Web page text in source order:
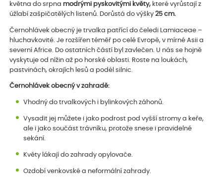
května do srpna modrými pyskovitými květy, které vyrůstají z
úžlabí zašpičatělých listenů. Dorůstá do výšky25 cm.
Černohlávek obecný je trvalka patřící do čeledi Lamiaceae –
hluchavkovité. Je rozšířen téměř po celé Evropě, v mírné Asii a
severní Africe. Do ostatních částí byl zavlečen. U nás se hojně
vyskytuje od nížin až po horské oblasti. Roste na loukách,
pastvinách, okrajích lesů a podél silnic.
Černohlávek obecný v zahradě:
Vhodný do trvalkových i bylinkových záhonů.
Vysadit jej můžete i jako podrost pod vyšší stromy a keře,
ale i jako součást trávníku, protože snese i pravidelné
sekání.
Květy lákají do zahrady opylovače.
Ozdobí venkovské a neformální zahrady.